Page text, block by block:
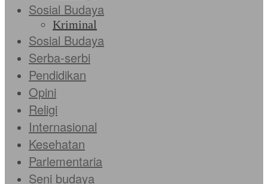
Sosial Budaya
Kriminal
Sosial Budaya
Serba-serbi
Pendidikan
Opini
Religi
Internasional
Kesehatan
Parlementaria
Seni budaya